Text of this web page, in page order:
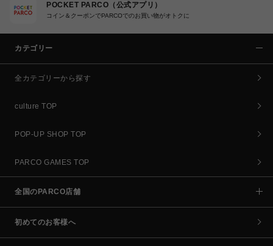
POCKET PARCO（公式アプリ）
コイン＆クーポンでPARCOでのお買い物がオトクに
カテゴリー
全カテゴリーから探す
culture TOP
POP-UP SHOP TOP
PARCO GAMES TOP
全国のPARCO店舗
初めてのお客様へ